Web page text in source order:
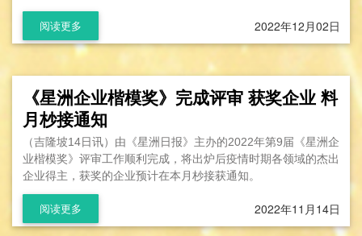
阅读更多 2022年12月02日
《星洲企业楷模奖》完成评审 获奖企业 料
月杪接通知
（吉隆坡14日讯）由《星洲日报》主办的2022年第9届《星洲企
业楷模奖》评审工作顺利完成，将出炉后疫情时期各领域的杰出
企业得主，获奖的企业预计在本月杪接获通知。
阅读更多 2022年11月14日